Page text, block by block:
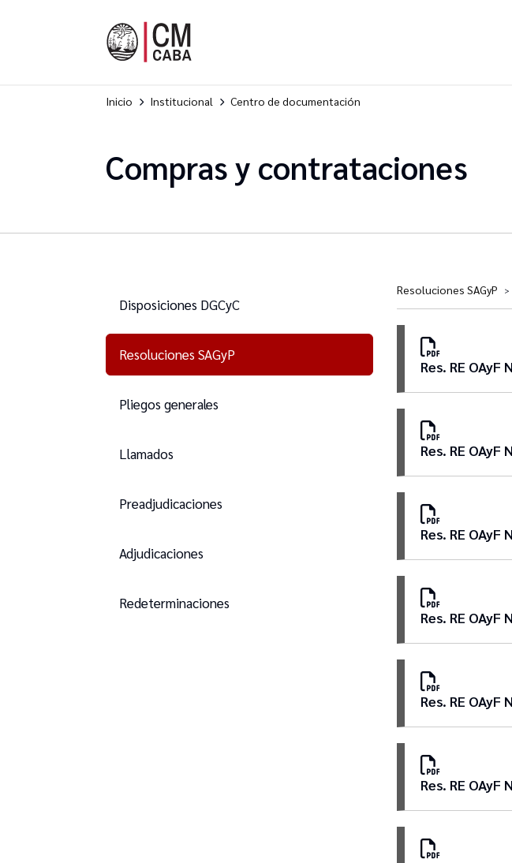
Inicio Institucional Centro de documentación
Compras y contrataciones
Disposiciones DGCyC
Resoluciones SAGyP
Pliegos generales
Llamados
Preadjudicaciones
Adjudicaciones
Redeterminaciones
Resoluciones SAGyP >
Res. RE OAyF
Res. RE OAyF
Res. RE OAyF
Res. RE OAyF
Res. RE OAyF
Res. RE OAyF